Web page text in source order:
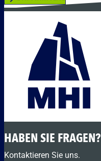
HABEN SIE FRAGEN?
Kontaktieren Sie uns.